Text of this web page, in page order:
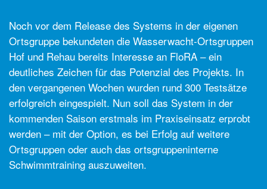
Noch vor dem Release des Systems in der eigenen
Ortsgruppe bekundeten die Wasserwacht-Ortsgruppen
Hof und Rehau bereits Interesse an FloRA – ein
deutliches Zeichen für das Potenzial des Projekts. In
den vergangenen Wochen wurden rund 300 Testsätze
erfolgreich eingespielt. Nun soll das System in der
kommenden Saison erstmals im Praxiseinsatz erprobt
werden – mit der Option, es bei Erfolg auf weitere
Ortsgruppen oder auch das ortsgruppeninterne
Schwimmtraining auszuweiten.